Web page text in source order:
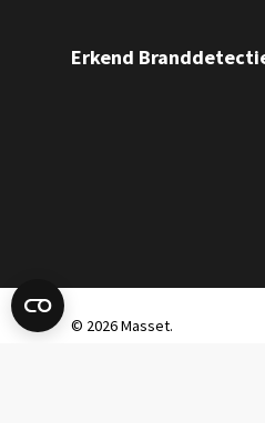
Erkend
© 2026 Masset.